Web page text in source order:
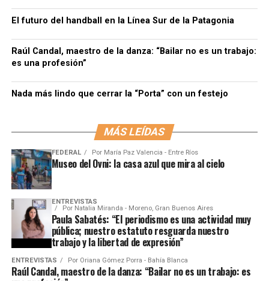
El futuro del handball en la Línea Sur de la Patagonia
Raúl Candal, maestro de la danza: “Bailar no es un trabajo:
es una profesión”
Nada más lindo que cerrar la “Porta” con un festejo
MÁS LEÍDAS
FEDERAL Por María Paz Valencia - Entre Ríos
Museo del Ovni: la casa azul que mira al cielo
ENTREVISTAS
Por Natalia Miranda - Moreno, Gran Buenos Aires
Paula Sabatés: “El periodismo es una actividad muy
pública; nuestro estatuto resguarda nuestro
trabajo y la libertad de expresión”
ENTREVISTAS Por Oriana Gómez Porra - Bahía Blanca
Raúl Candal, maestro de la danza: “Bailar no es un trabajo: es